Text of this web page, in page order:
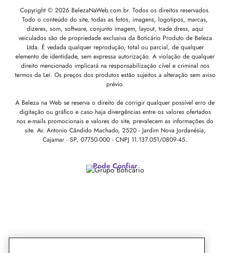
Copyright © 2026 BelezaNaWeb.com.br. Todos os direitos reservados.
Todo o conteúdo do site, todas as fotos, imagens, logotipos, marcas,
dizeres, som, software, conjunto imagem, layout, trade dress, aqui
veiculados são de propriedade exclusiva da Boticário Produto de Beleza
Ltda. É vedada qualquer reprodução, total ou parcial, de qualquer
elemento de identidade, sem expressa autorização. A violação de qualquer
direito mencionado implicará na responsabilização cível e criminal nos
termos da Lei. Os preços dos produtos estão sujeitos a alteração sem aviso
prévio.
A Beleza na Web se reserva o direito de corrigir qualquer possível erro de
digitação ou gráfico e caso haja divergências entre os valores ofertados
nos e-mails promocionais e valores do site, prevalecem as informações do
site. Av. Antonio Cândido Machado, 2520 - Jardim Nova Jordanésia,
Cajamar - SP, 07750-000 - CNPJ 11.137.051/0809-45.
Pode Confiar